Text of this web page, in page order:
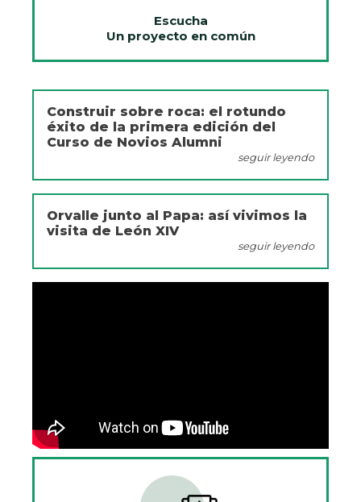
Escucha
Un proyecto en común
Construir sobre roca: el rotundo
éxito de la primera edición del
Curso de Novios Alumni
seguir leyendo
Orvalle junto al Papa: así vivimos la
visita de León XIV
seguir leyendo